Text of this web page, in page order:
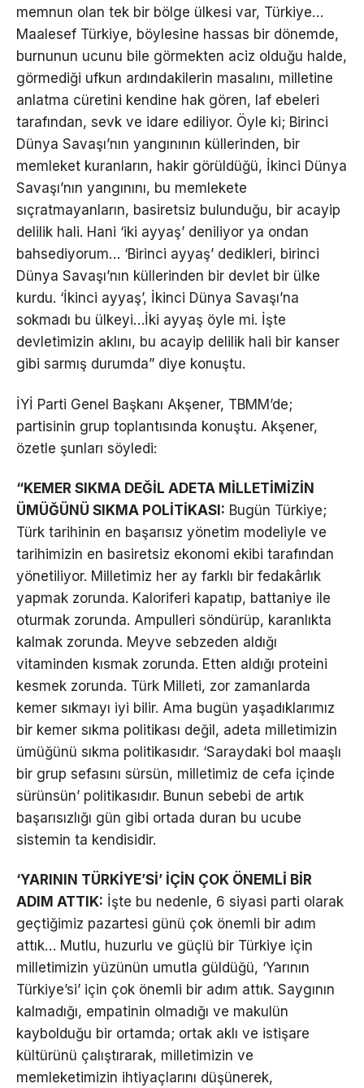
memnun olan tek bir bölge ülkesi var, Türkiye…
Maalesef Türkiye, böylesine hassas bir dönemde,
burnunun ucunu bile görmekten aciz olduğu halde,
görmediği ufkun ardındakilerin masalını, milletine
anlatma cüretini kendine hak gören, laf ebeleri
tarafından, sevk ve idare ediliyor. Öyle ki; Birinci
Dünya Savaşı’nın yangınının küllerinden, bir
memleket kuranların, hakir görüldüğü, İkinci Dünya
Savaşı’nın yangınını, bu memlekete
sıçratmayanların, basiretsiz bulunduğu, bir acayip
delilik hali. Hani ‘iki ayyaş’ deniliyor ya ondan
bahsediyorum… ‘Birinci ayyaş’ dedikleri, birinci
Dünya Savaşı’nın küllerinden bir devlet bir ülke
kurdu. ‘İkinci ayyaş’, İkinci Dünya Savaşı’na
sokmadı bu ülkeyi…İki ayyaş öyle mi. İşte
devletimizin aklını, bu acayip delilik hali bir kanser
gibi sarmış durumda” diye konuştu.
İYİ Parti Genel Başkanı Akşener, TBMM’de;
partisinin grup toplantısında konuştu. Akşener,
özetle şunları söyledi:
“KEMER SIKMA DEĞİL ADETA MİLLETİMİZİN
ÜMÜĞÜNÜ SIKMA POLİTİKASI: Bugün Türkiye;
Türk tarihinin en başarısız yönetim modeliyle ve
tarihimizin en basiretsiz ekonomi ekibi tarafından
yönetiliyor. Milletimiz her ay farklı bir fedakârlık
yapmak zorunda. Kaloriferi kapatıp, battaniye ile
oturmak zorunda. Ampulleri söndürüp, karanlıkta
kalmak zorunda. Meyve sebzeden aldığı
vitaminden kısmak zorunda. Etten aldığı proteini
kesmek zorunda. Türk Milleti, zor zamanlarda
kemer sıkmayı iyi bilir. Ama bugün yaşadıklarımız
bir kemer sıkma politikası değil, adeta milletimizin
ümüğünü sıkma politikasıdır. ‘Saraydaki bol maaşlı
bir grup sefasını sürsün, milletimiz de cefa içinde
sürünsün’ politikasıdır. Bunun sebebi de artık
başarısızlığı gün gibi ortada duran bu ucube
sistemin ta kendisidir.
‘YARININ TÜRKİYE’Sİ’ İÇİN ÇOK ÖNEMLİ BİR
ADIM ATTIK: İşte bu nedenle, 6 siyasi parti olarak
geçtiğimiz pazartesi günü çok önemli bir adım
attık… Mutlu, huzurlu ve güçlü bir Türkiye için
milletimizin yüzünün umutla güldüğü, ‘Yarının
Türkiye’si’ için çok önemli bir adım attık. Saygının
kalmadığı, empatinin olmadığı ve makulün
kaybolduğu bir ortamda; ortak aklı ve istişare
kültürünü çalıştırarak, milletimizin ve
memleketimizin ihtiyaçlarını düşünerek,